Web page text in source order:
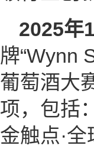
2025年
牌“Wynn
葡萄酒大
项，包括
金触点·